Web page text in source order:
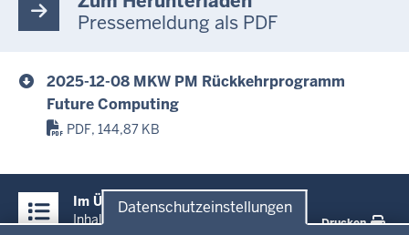
Datenschutzeinstellungen
Pressemeldung als PDF
2025-12-08 MKW PM Rückkehrprogramm
Future Computing
PDF, 144,87 KB
Inhalte
Im Überblick
Inhalt
Drucken